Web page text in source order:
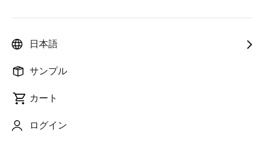
日本語
サンプル
カート
ログイン
2023年5月16日
兼CEO：柴田 英利、以下「当社」といいます。）は、
本日付の取締役会決議において、以下のとおり、
交付型株式報酬制度に従い付与したリストリクテッ
ド・ストック・ユニット（以下「RSU」といいます。）
に基づく自己株式の処分（以下「本自己株式処分」と
いいます。）を行うことを決定いたしましたので、お
知らせいたします。